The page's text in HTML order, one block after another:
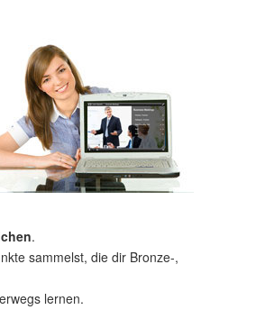
.
sammelst, die dir Bronze-,
lernen.